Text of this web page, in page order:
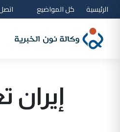
الرئيسية كل المواضيع
إيران تعتقل 16